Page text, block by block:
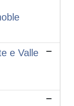
e Valle